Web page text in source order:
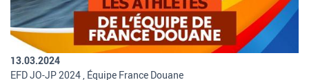
13.03.2024
EFD JO-JP 2024 , Équipe France Douane